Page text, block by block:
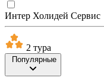
Интер Холидей Сервис
2 тура
Популярные